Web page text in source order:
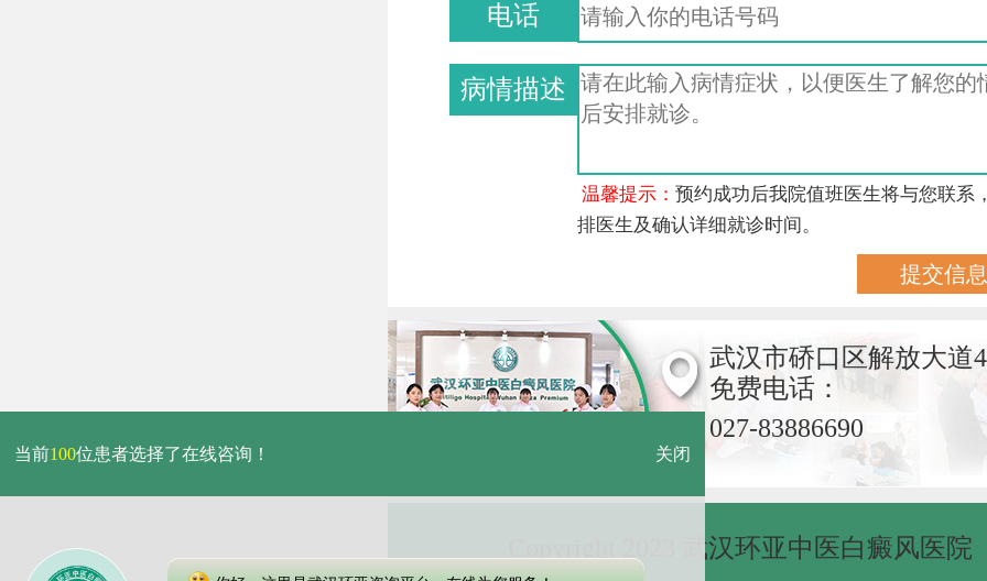
电话
病情描述
温馨提示：预约成功后我院值班医生将与您联系
排医生及确认详细就诊时间。
武汉市硚口区解放大道
免费电话：
027-83886690
Copyright 2023 武汉环亚中医白癜风医院
当前100位患者选择了在线咨询！ 关闭